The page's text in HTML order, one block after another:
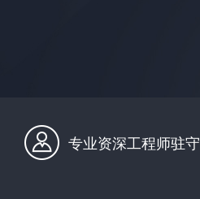
专业资深工程师驻守